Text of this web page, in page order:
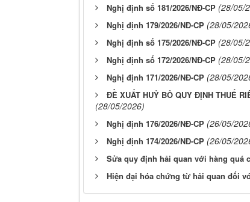
Nghị định số 181/2026/NĐ-CP (28/05/
Nghị định 179/2026/NĐ-CP (28/05/
Nghị định số 175/2026/NĐ-CP (28/05/
Nghị định số 172/2026/NĐ-CP (28/05/
Nghị định 171/2026/NĐ-CP (28/05/
ĐỀ XUẤT HUỶ BỎ QUY ĐỊNH THUẾ
(28/05/2026)
Nghị định 176/2026/NĐ-CP (26/05/
Nghị định 174/2026/NĐ-CP (26/05/
Sửa quy định hải quan với hàng quá
Hiện đại hóa chứng từ hải quan đối